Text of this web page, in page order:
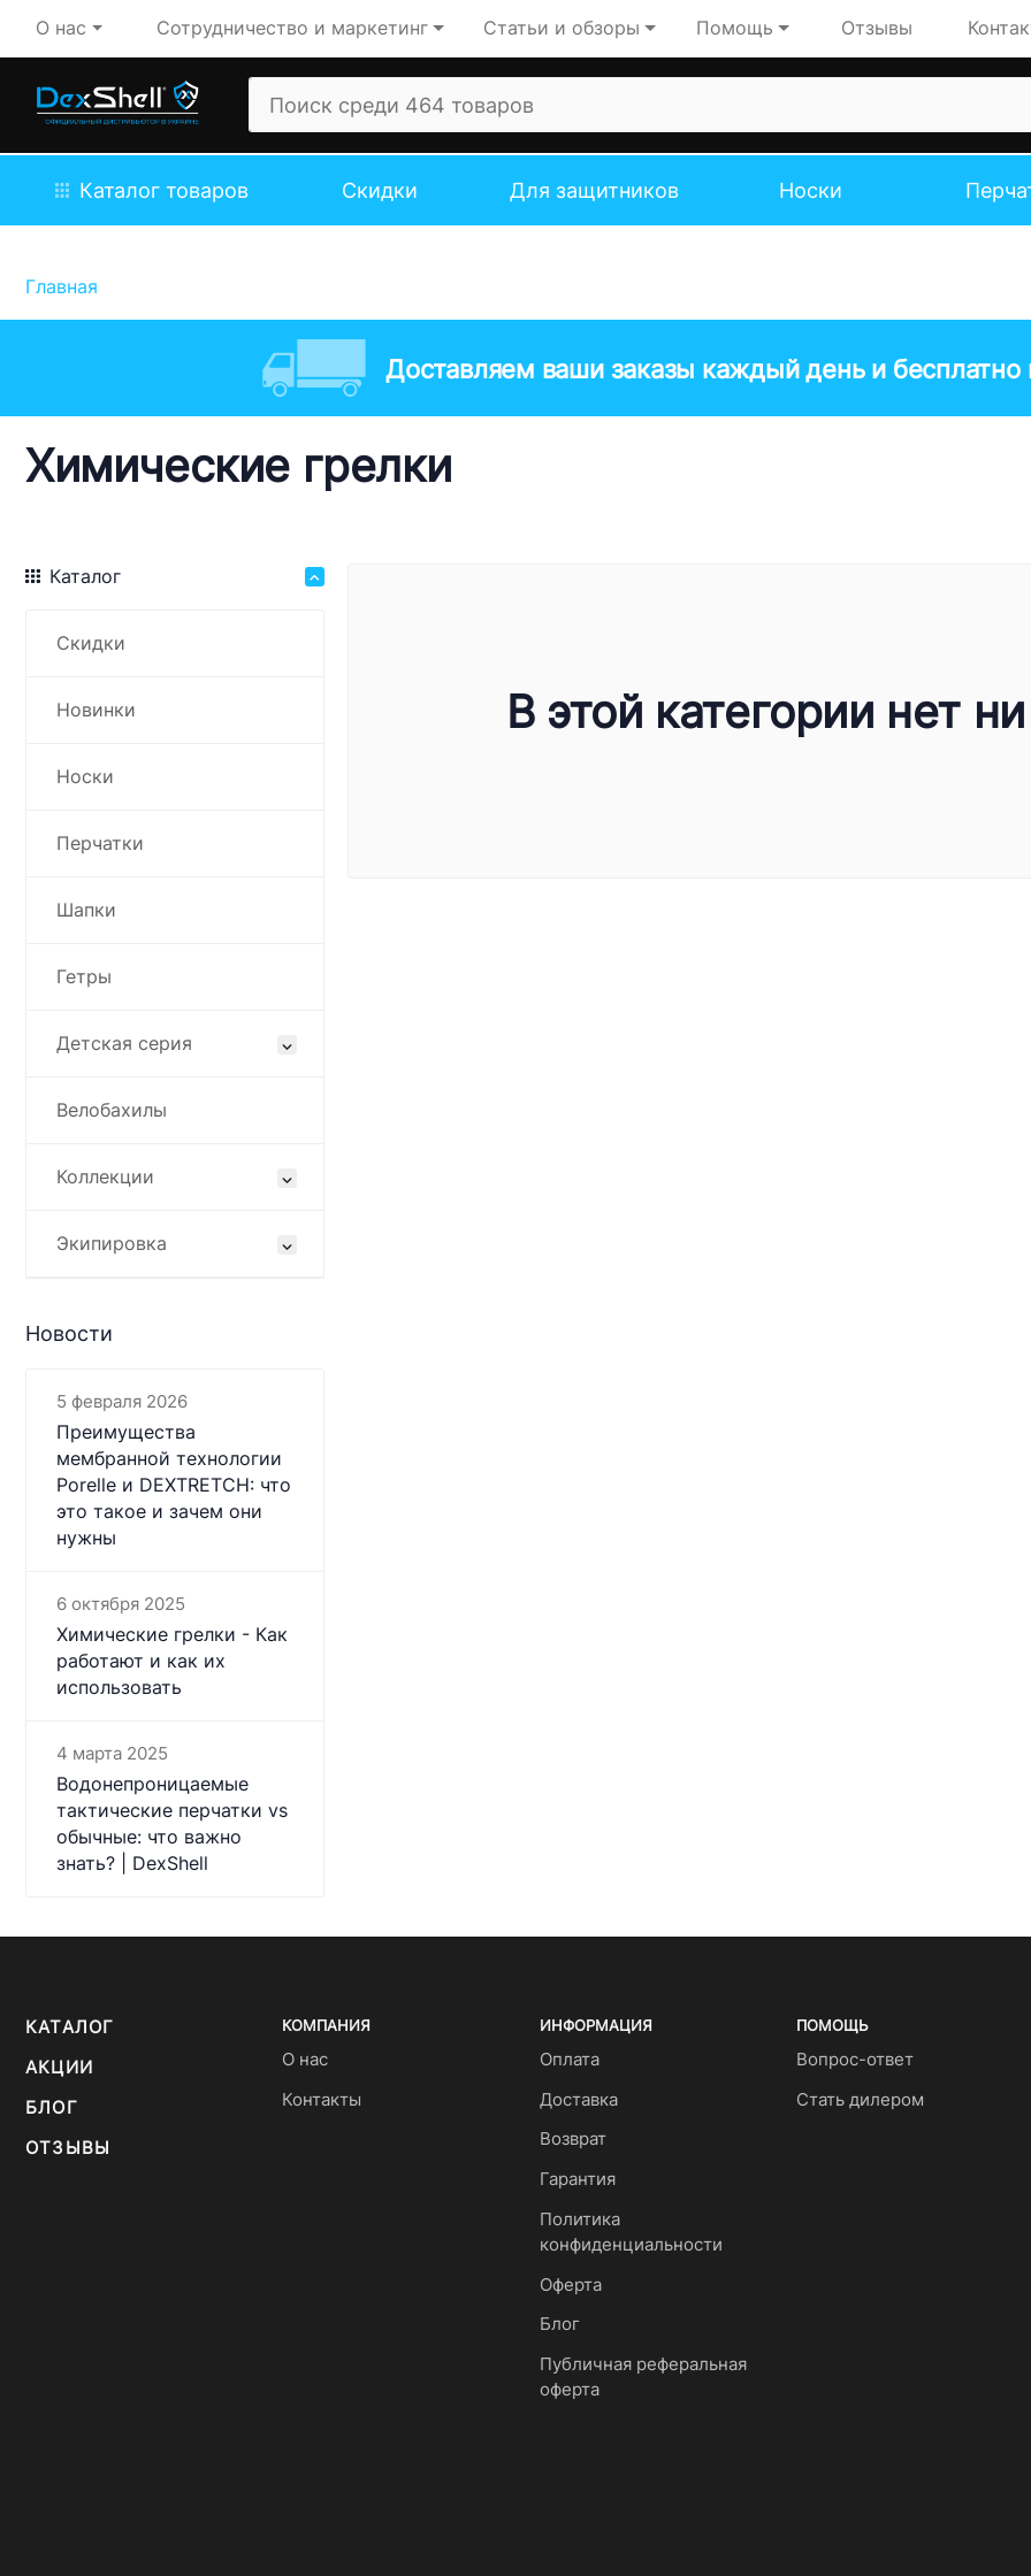
О нас Сотрудничество и маркетинг Статьи и обзоры Помощь Отзывы
Каталог товаров Скидки Для защитников Носки
Главная
Доставляем ваши заказы каждый день и бесплатно
Химические грелки
Каталог
Скидки
Новинки
Носки
Перчатки
Шапки
Гетры
Детская серия
Велобахилы
Коллекции
Экипировка
Новости
5 февраля 2026
Преимущества
мембранной технологии
Porelle и DEXTRETCH: что
это такое и зачем они
нужны
6 октября 2025
Химические грелки - Как
работают и как их
использовать
4 марта 2025
Водонепроницаемые
тактические перчатки vs
обычные: что важно
знать? | DexShell
В этой категории нет
КАТАЛОГ
АКЦИИ
БЛОГ
ОТЗЫВЫ
КОМПАНИЯ
О нас
Контакты
ИНФОРМАЦИЯ
Оплата
Доставка
Возврат
Гарантия
Политика
конфиденциальности
Оферта
Блог
Публичная реферальная
оферта
ПОМОЩЬ
Вопрос-ответ
Стать дилером